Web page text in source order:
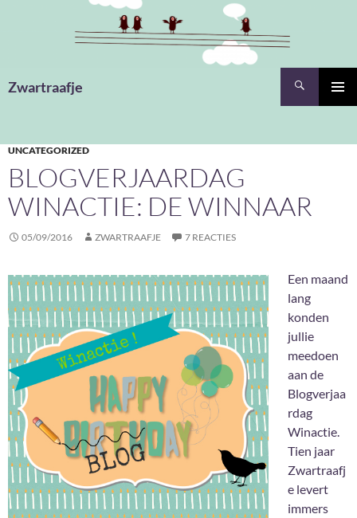
Zwartraafje
UNCATEGORIZED
BLOGVERJAARDAG
WINACTIE: DE WINNAAR
05/09/2016 ZWARTRAAFJE 7 REACTIES
Een maand
lang
konden
jullie
meedoen
aan de
Blogverjaa
rdag
Winactie.
Tien jaar
Zwartraafj
e levert
immers